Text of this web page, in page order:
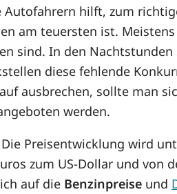
Autofahrern hilft, zum
am teuersten ist.
sind. In den
diese fehlende
ausbrechen, sollte man
werden.
Preisentwicklung wird
zum US-Dollar und von
auf die Benzinpreise und